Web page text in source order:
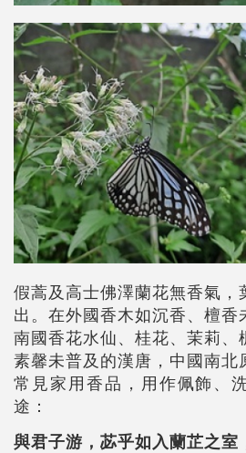
假蒿及高士佛澤蘭花無香氣，
出。在外國香木如沉香、檀香
南國香花水仙、桂花、茉莉、
素馨未普及的漢唐，中國南北
常見家用香品，用作佩飾、
途：
與君子游，苾乎如入蘭芷之室